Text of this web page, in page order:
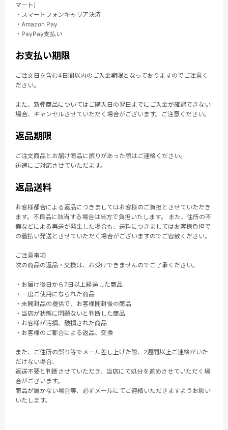
マート)
・スマートフォンキャリア決済
・Amazon Pay
・PayPay支払い
お支払い期限
ご注文日を含む4日間以内のご入金期限となっておりますのでご注意く
ださい。
また、新弾商品についてはご購入日の翌日までにご入金が確認できない
場合、キャンセルさせていただく場合がございます。ご注意ください。
返品期限
ご注文商品とお届け商品に誤りがあった際はご連絡ください。
迅速にご対応させていただます。
返品送料
お客様都合による返品につきましてはお客様のご負担とさせていただき
ます。不良品に該当する場合は当方で負担いたします。 また、住所の不
備などによる再送が発生した場合も、送料につきましてはお客様負担で
の着払い発送とさせていただく場合がございますのでご容赦ください。
ご注意事項
次の商品の返品・交換は、お受けできませんのでご了承ください。
・お届け後日から7日以上経過した商品
・一度ご使用になられた商品
・未開封品の提供で、お客様開封後の商品
・当店が状態に問題ないと判断した商品
・お客様が汚損、破損された商品
・お客様のご都合による返品、交換
また、ご住所の誤り等でメール差し上げた際、2週間以上ご連絡がいた
だけない場合、
返送不要と判断させていただき、当店にて処分を進めさせていただく場
合がございます。
商品が届かない場合等、必ずメールにてご連絡いただきますようお願い
いたします。